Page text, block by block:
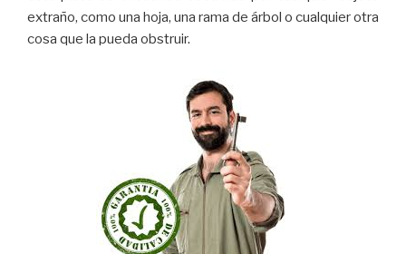
extraño, como una hoja, una rama de árbol o cualquier otra
cosa que la pueda obstruir.